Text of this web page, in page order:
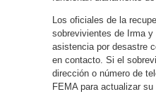
Los oficiales de la
sobrevivientes de Irma
asistencia por desastre
en contacto. Si el
dirección o número de
FEMA para actualizar